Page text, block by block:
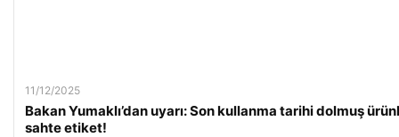
11/12/2025
Bakan Yumaklı’dan uyarı: Son kullanma tarihi dolmuş
sahte etiket!